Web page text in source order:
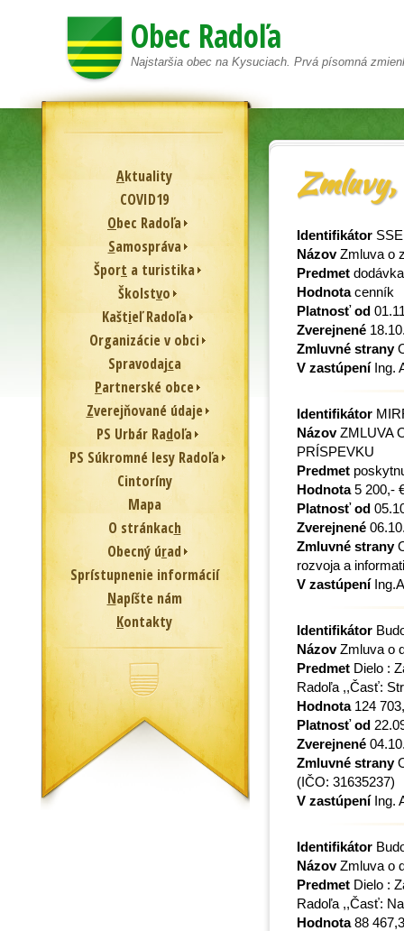
Obec Radoľa
Najstaršia obec na Kysuciach. Prvá písomná
Aktuality
COVID19
Obec Radoľa
Samospráva
Šport a turistika
Školstvo
Kaštieľ Radoľa
Organizácie v obci
Spravodajca
Partnerské obce
Zverejňované údaje
PS Urbár Radoľa
PS Súkromné lesy Radoľa
Cintoríny
Mapa
O stránkach
Obecný úrad
Sprístupnenie informácií
Napíšte nám
Kontakty
Zmluvy,
Identifikátor
NázovZmluva o
Predmet
Hodnotacenník
Platnosť od
Zverejnené
Zmluvné strany
V zastúpeníIng.
Identifikátor
NázovZMLUVA
PRÍSPEVKU
Predmet
Hodnota5 200,-
Platnosť od
Zverejnené
Zmluvné strany
rozvoja a
V zastúpení
Identifikátor
NázovZmluva o
Predmet Dielo :
Radoľa ,,Časť:
Hodnota124
Platnosť od
Zverejnené
Zmluvné strany
(IČO: 31635237)
V zastúpeníIng.
Identifikátor
NázovZmluva o
Predmet Dielo :
Radoľa ,,Časť:
Hodnota88